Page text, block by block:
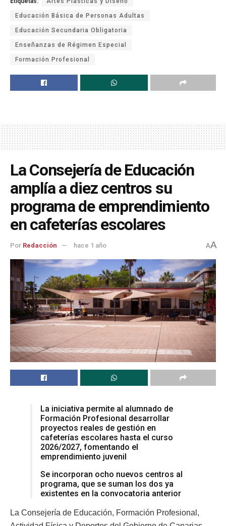
Educación Básica de Personas Adultas
Educación Secundaria Obligatoria
Enseñanzas de Régimen Especial
Formación Profesional
La Consejería de Educación
amplía a diez centros su
programa de emprendimiento
en cafeterías escolares
Por Redacción hace 1 año AA
La iniciativa permite al alumnado de
Formación Profesional desarrollar
proyectos reales de gestión en
cafeterías escolares hasta el curso
2026/2027, fomentando el
emprendimiento juvenil
Se incorporan ocho nuevos centros al
programa, que se suman los dos ya
existentes en la convocatoria anterior
La Consejería de Educación, Formación Profesional,